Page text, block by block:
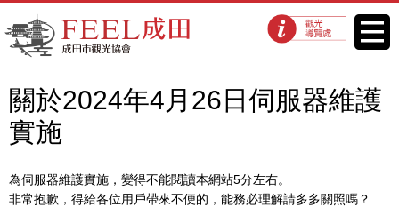
FEEL成田成田市觀光協會官方網
站
觀光導覽處 菜單
關於2024年4月26日伺服器維護
實施
為伺服器維護實施，變得不能閱讀本網站5分左右。
非常抱歉，得給各位用戶帶來不便的，能務必理解請多多關照嗎？